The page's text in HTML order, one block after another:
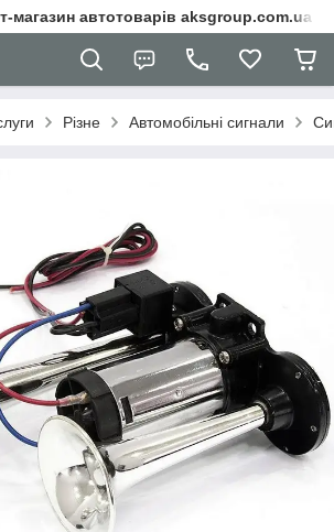
магазин автотоварів aksgroup.com.ua
Різне Автомобільні сигнали